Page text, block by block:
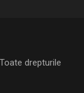
drepturile